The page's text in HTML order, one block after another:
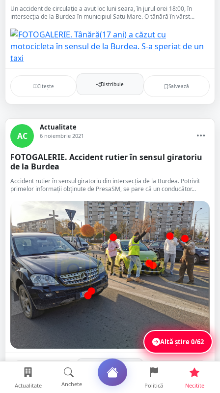
Un accident de circulație a avut loc luni seara, în jurul orei 18:00, în
intersecția de la Burdea în municipiul Satu Mare. O tânără în vârst...
Citește Distribuie Salvează
AC
Actualitate
6 noiembrie 2021
FOTOGALERIE. Accident rutier în sensul giratoriu
de la Burdea
Accident rutier în sensul giratoriu din intersecția de la Burdea. Potrivit
primelor informații obținute de PresaSM, se pare că un conducător...
Distribuie
Altă știre0/62
Actualitate Anchete Politică Necitite